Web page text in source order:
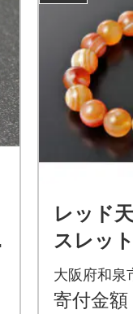
レッド
スレッ
大阪府和泉
寄付金額